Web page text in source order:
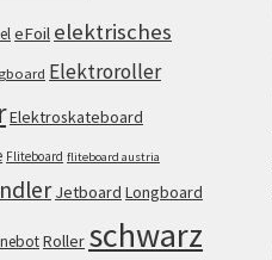
eFoil elektrisches
Elektroroller
Elektroskateboard
Fliteboard fliteboard austria
Jetboard Longboard
Roller schwarz